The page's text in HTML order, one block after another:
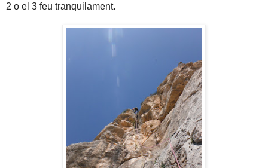
2 o el 3 feu tranquilament.